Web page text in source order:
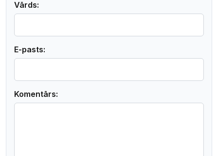
Vārds:
E-pasts:
Komentārs: